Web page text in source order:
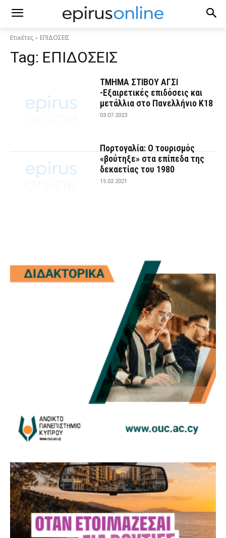
Ετικέτες ΕΠΙΔΟΣΕΙΣ
Tag: ΕΠΙΔΟΣΕΙΣ
ΤΜΗΜΑ ΣΤΙΒΟΥ ΑΓΣΙ
-Εξαιρετικές επιδόσεις και
μετάλλια στο Πανελλήνιο Κ18
03.07.2023
Πορτογαλία: Ο τουρισμός
«βούτηξε» στα επίπεδα της
δεκαετίας του 1980
15.02.2021